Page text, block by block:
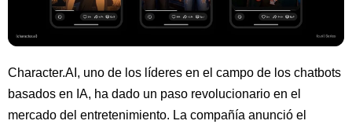
Character.AI, uno de los líderes en el campo de los chatbots
basados en IA, ha dado un paso revolucionario en el
mercado del entretenimiento. La compañía anunció el